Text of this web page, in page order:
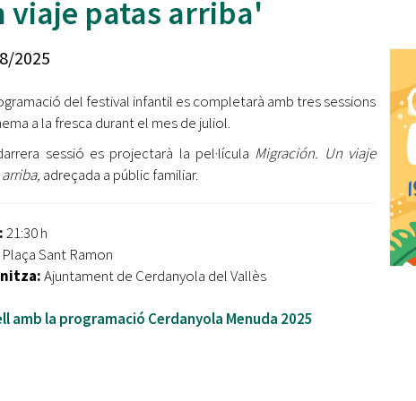
Oberta la convocatòria d'Ajuts per a l'autoocupació
jove 2026
Cerdanyola opta a més de 5 milions d'euros del Pla de
l'entorn de l'avinguda Catalunya
tret de sortida al festival
viaje patas arriba'
2025
del festival infantil es completarà amb tres sessions
a la fresca durant el mes de juliol.
sessió es projectarà la pel·lícula Migración. Un viaje
adreçada a públic familiar.
21:30 h
Plaça Sant Ramon
Ajuntament de Cerdanyola del Vallès
amb la programació Cerdanyola Menuda 2025